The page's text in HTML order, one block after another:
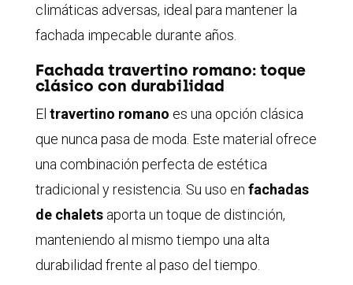
climáticas adversas, ideal para mantener la
fachada impecable durante años.
Fachada travertino romano: toque
clásico con durabilidad
El travertino romano es una opción clásica
que nunca pasa de moda. Este material ofrece
una combinación perfecta de estética
tradicional y resistencia. Su uso en fachadas
de chaletsaporta un toque de distinción,
manteniendo al mismo tiempo una alta
durabilidad frente al paso del tiempo.